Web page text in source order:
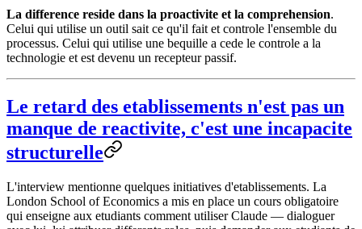
La difference reside dans la proactivite et la comprehension.
Celui qui utilise un outil sait ce qu'il fait et controle l'ensemble du
processus. Celui qui utilise une bequille a cede le controle a la
technologie et est devenu un recepteur passif.
Le retard des etablissements n'est pas un
manque de reactivite, c'est une incapacite
structurelle
L'interview mentionne quelques initiatives d'etablissements. La
London School of Economics a mis en place un cours obligatoire
qui enseigne aux etudiants comment utiliser Claude — dialoguer